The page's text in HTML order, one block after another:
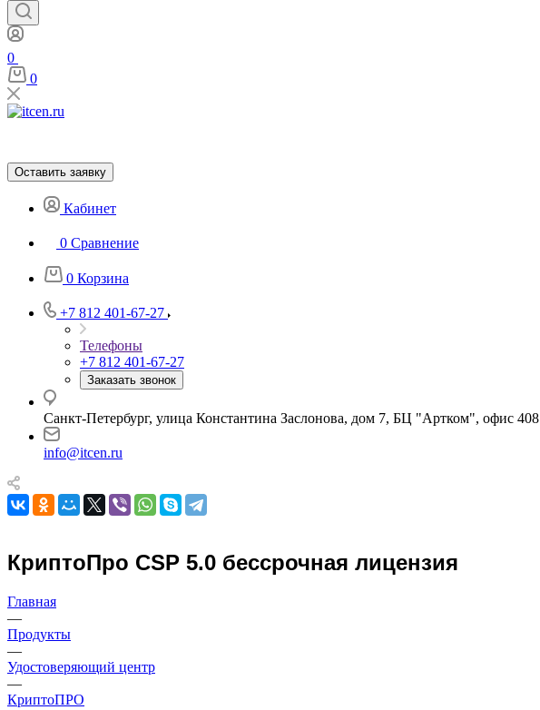
0
0
Оставить заявку
Кабинет
0 Сравнение
0 Корзина
+7 812 401-67-27
Телефоны
+7 812 401-67-27
Заказать звонок
Санкт-Петербург, улица Константина Заслонова, дом 7, БЦ "Артком", офис 408
info@itcen.ru
КриптоПро CSP 5.0 бессрочная лицензия
Главная
—
Продукты
—
Удостоверяющий центр
—
КриптоПРО